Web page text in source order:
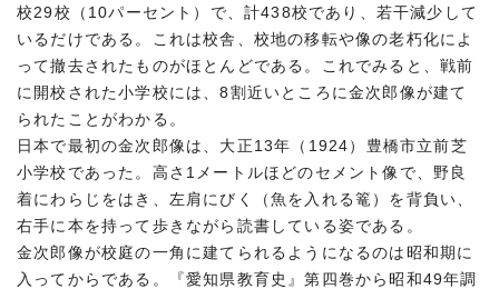
校29校（10パーセント）で、計438校であり、若干減少して
いるだけである。これは校舎、校地の移転や像の老朽化によ
って撤去されたものがほとんどである。これでみると、戦前
に開校された小学校には、8割近いところに金次郎像が建て
られたことがわかる。
日本で最初の金次郎像は、大正13年（1924）豊橋市立前芝
小学校であった。高さ1メートルほどのセメント像で、野良
着にわらじをはき、左肩にびく（魚を入れる篭）を背負い、
右手に本を持って歩きながら読書している姿である。
金次郎像が校庭の一角に建てられるようになるのは昭和期に
入ってからである。『愛知県教育史』第四巻から昭和49年調